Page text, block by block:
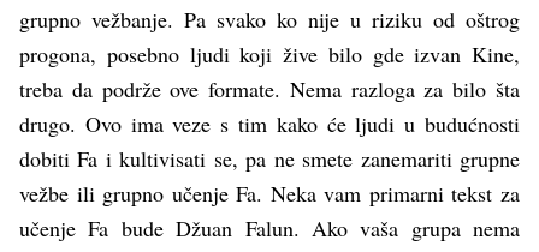
grupno vežbanje. Pa svako ko nije u riziku od oštrog
progona, posebno ljudi koji žive bilo gde izvan Kine,
treba da podrže ove formate. Nema razloga za bilo šta
drugo. Ovo ima veze s tim kako će ljudi u budućnosti
dobiti Fa i kultivisati se, pa ne smete zanemariti grupne
vežbe ili grupno učenje Fa. Neka vam primarni tekst za
učenje Fa bude Džuan Falun. Ako vaša grupa nema